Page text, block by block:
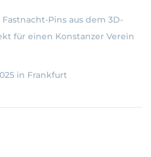
Pins aus dem 3D-
für einen Konstanzer Verein
in Frankfurt